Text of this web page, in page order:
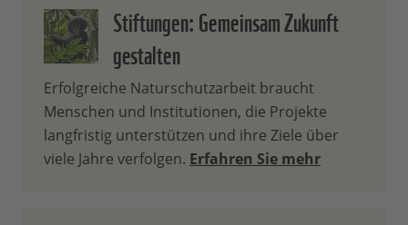
Stiftungen: Gemeinsam Zukunft
gestalten
Erfolgreiche Naturschutzarbeit braucht
Menschen und Institutionen, die Projekte
langfristig unterstützen und ihre Ziele über
viele Jahre verfolgen. Erfahren Sie mehr